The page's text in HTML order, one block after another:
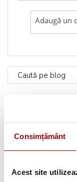
Consimțământ
Acest site
Caută pe blog
Testimoniale(1493)